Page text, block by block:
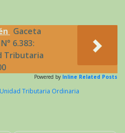
Gaceta
6.383:
Tributaria
Powered by Inline Related Posts
Unidad Tributaria Ordinaria